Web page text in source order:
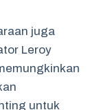
juga
Leroy
untuk